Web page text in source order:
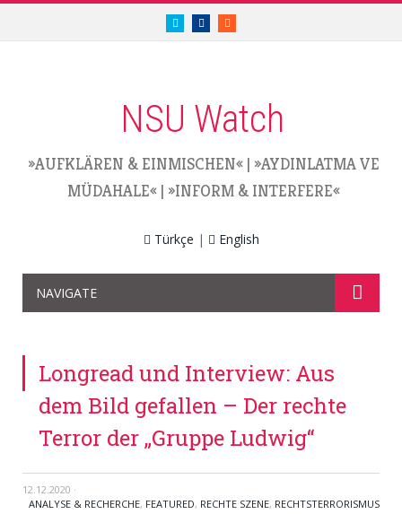
twitter.com/nsuwatch
facebook.com/nsuwatch
RSS
NSU Watch
»AUFKLÄREN & EINMISCHEN« | »AYDINLATMA VE
MÜDAHALE« | »INFORM & INTERFERE«
Türkçe | English
NAVIGATE
Longread und Interview: Aus
dem Bild gefallen – Der rechte
Terror der „Gruppe Ludwig“
12.12.2020 ·
ANALYSE & RECHERCHE, FEATURED, RECHTE SZENE, RECHTSTERRORISMUS